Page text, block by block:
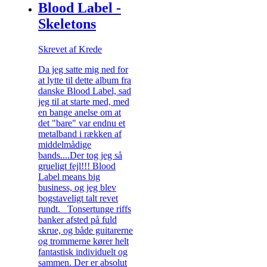
Blood Label -
Skeletons
Skrevet af Krede
Da jeg satte mig ned for
at lytte til dette album fra
danske Blood Label, sad
jeg til at starte med, med
en bange anelse om at
det "bare" var endnu et
metalband i rækken af
middelmådige
bands....Der tog jeg så
grueligt fejl!!! Blood
Label means big
business, og jeg blev
bogstaveligt talt revet
rundt. Tonsertunge riffs
banker afsted på fuld
skrue, og både guitarerne
og trommerne kører helt
fantastisk individuelt og
sammen. Der er absolut